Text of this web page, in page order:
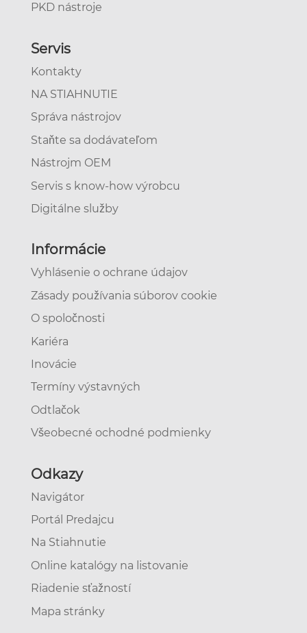
PKD nástroje
Servis
Kontakty
NA STIAHNUTIE
Správa nástrojov
Staňte sa dodávateľom
Nástrojm OEM
Servis s know-how výrobcu
Digitálne služby
Informácie
Vyhlásenie o ochrane údajov
Zásady používania súborov cookie
O spoločnosti
Kariéra
Inovácie
Termíny výstavných
Odtlačok
Všeobecné ochodné podmienky
Odkazy
Navigátor
Portál Predajcu
Na Stiahnutie
Online katalógy na listovanie
Riadenie sťažností
Mapa stránky